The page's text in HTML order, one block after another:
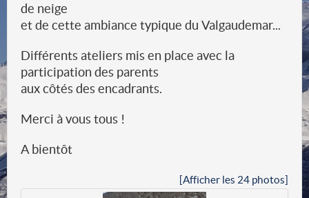
de neige
et de cette ambiance typique du Valgaudemar...
Différents ateliers mis en place avec la
participation des parents
aux côtés des encadrants.
Merci à vous tous !
A bientôt
[Afficher les 24 photos]